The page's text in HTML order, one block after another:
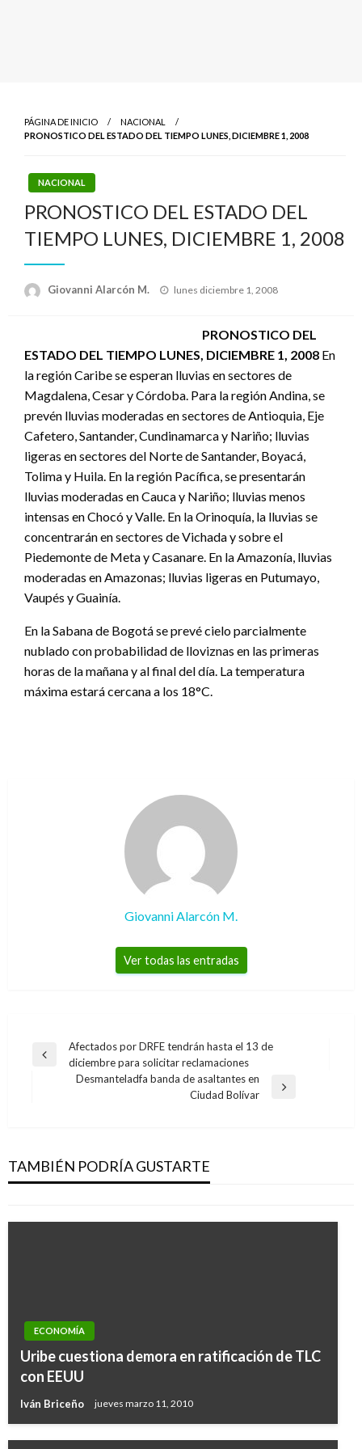
PÁGINA DE INICIO
NACIONAL
PRONOSTICO DEL ESTADO DEL TIEMPO LUNES, DICIEMBRE 1, 2008
NACIONAL
PRONOSTICO DEL ESTADO DEL
TIEMPO LUNES, DICIEMBRE 1, 2008
Giovanni Alarcón M.
Publicado
lunes diciembre 1, 2008
PRONOSTICO DEL
ESTADO DEL TIEMPO LUNES, DICIEMBRE 1, 2008 En
la región Caribe se esperan lluvias en sectores de
Magdalena, Cesar y Córdoba. Para la región Andina, se
prevén lluvias moderadas en sectores de Antioquia, Eje
Cafetero, Santander, Cundinamarca y Nariño; lluvias
ligeras en sectores del Norte de Santander, Boyacá,
Tolima y Huila. En la región Pacífica, se presentarán
lluvias moderadas en Cauca y Nariño; lluvias menos
intensas en Chocó y Valle. En la Orinoquía, la lluvias se
concentrarán en sectores de Vichada y sobre el
Piedemonte de Meta y Casanare. En la Amazonía, lluvias
moderadas en Amazonas; lluvias ligeras en Putumayo,
Vaupés y Guainía.
En la Sabana de Bogotá se prevé cielo parcialmente
nublado con probabilidad de lloviznas en las primeras
horas de la mañana y al final del día. La temperatura
máxima estará cercana a los 18°C.
Giovanni Alarcón M.
Ver todas las entradas
Navegación
Entrada
Afectados por DRFE tendrán hasta el 13 de
diciembre para solicitar reclamaciones
Desmanteladfa banda de asaltantes en
Ciudad Bolívar
TAMBIÉN PODRÍA GUSTARTE
maltrato podrían pagar hasta 30 años
Andres Felipe Gama lunes septiembre 18, 2017
ECONOMÍA
Uribe cuestiona demora en ratificación de TLC
con EEUU
Iván Briceño jueves marzo 11, 2010